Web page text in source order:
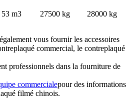
53 m3 27500 kg 28000 kg
vous fournir les accessoires
commercial, le contreplaqué
professionnels dans la fourniture de
commercialepour des informations
filmé chinois.